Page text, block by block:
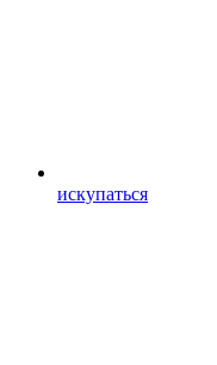
искупаться